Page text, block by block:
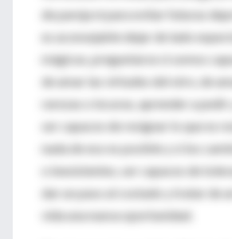
de pareja ni para evitar futuras
es aconsejable dejar de lado
mágicas, preguntarse si somos
de amar las virtudes del otro, de
rarezas o locuras, aprender a pedir
ser capaces de resignar lo que es
nada de eso es posible y si los
o inexistentes, ser capaces de
dar un paso al costado y tratar de
vida una nueva oportunidad.